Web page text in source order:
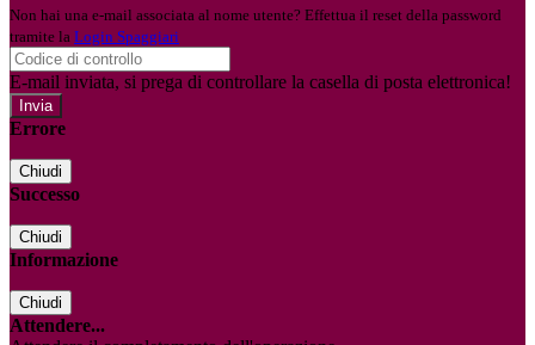
Non hai una e-mail associata al nome utente? Effettua il reset della password
tramite la Login Spaggiari
E-mail inviata, si prega di controllare la casella di posta elettronica!
Errore
Chiudi
Successo
Chiudi
Informazione
Chiudi
Attendere...